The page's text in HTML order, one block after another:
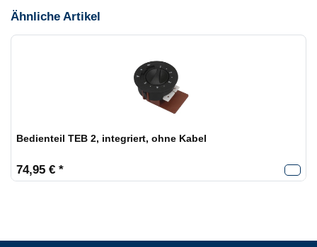
Ähnliche Artikel
Bedienteil TEB 2, integriert, ohne Kabel
74,95 € *